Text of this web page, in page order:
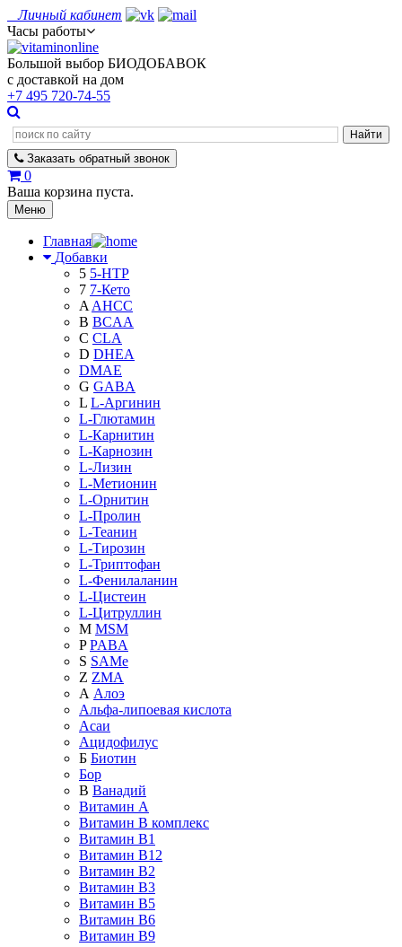
Личный кабинет
Часы работы
Большой выбор БИОДОБАВОК
с доставкой на дом
+7 495 720-74-55
Заказать обратный звонок
0
Ваша корзина пуста.
Меню
Главная
Добавки
5 5-HTP
7 7-Кето
A AHCC
B BCAA
C CLA
D DHEA
DMAE
G GABA
L L-Аргинин
L-Глютамин
L-Карнитин
L-Карнозин
L-Лизин
L-Метионин
L-Орнитин
L-Пролин
L-Теанин
L-Тирозин
L-Триптофан
L-Фенилаланин
L-Цистеин
L-Цитруллин
M MSM
P PABA
S SAMe
Z ZMA
А Алоэ
Альфа-липоевая кислота
Асаи
Ацидофилус
Б Биотин
Бор
В Ванадий
Витамин A
Витамин B комплекс
Витамин B1
Витамин B12
Витамин B2
Витамин B3
Витамин B5
Витамин B6
Витамин B9